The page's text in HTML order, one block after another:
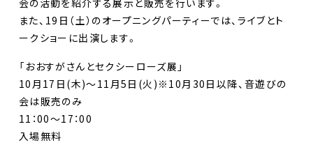
会の活動を紹介する展示と販売を行います。
また、19日（土）のオープニングパーティーでは、ライブとト
ークショーに出演します。
「おおすがさんとセクシーローズ展」
10月17日(木)〜11月5日(火)※10月30日以降、音遊びの
会は販売のみ
11：00〜17：00
入場無料